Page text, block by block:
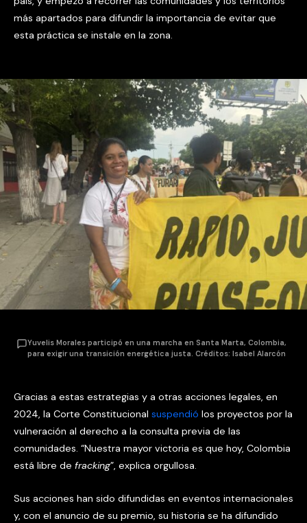
más apartados para difundir la importancia de evitar que
esta práctica se instale en la zona.
Yuvelis Morales participó en una marcha en Santa Marta, Colombia,
para exigir una transición energética justa. Créditos: Isabel Alarcón
Gracias a estas estrategias y a otras acciones legales, en
2024, la Corte Constitucional suspendió los proyectos por la
vulneración al derecho a la consulta previa de las
comunidades. “Nuestra mayor victoria es que hoy, Colombia
está libre de fracking”, explica orgullosa.
Sus acciones han sido difundidas en eventos internacionales
y, con el anuncio de su premio, su historia se ha difundido